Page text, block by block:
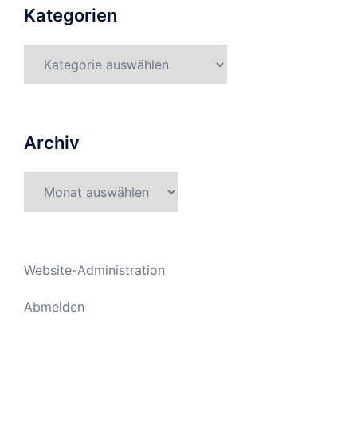
Kategorien
Archiv
Website-Administration
Abmelden